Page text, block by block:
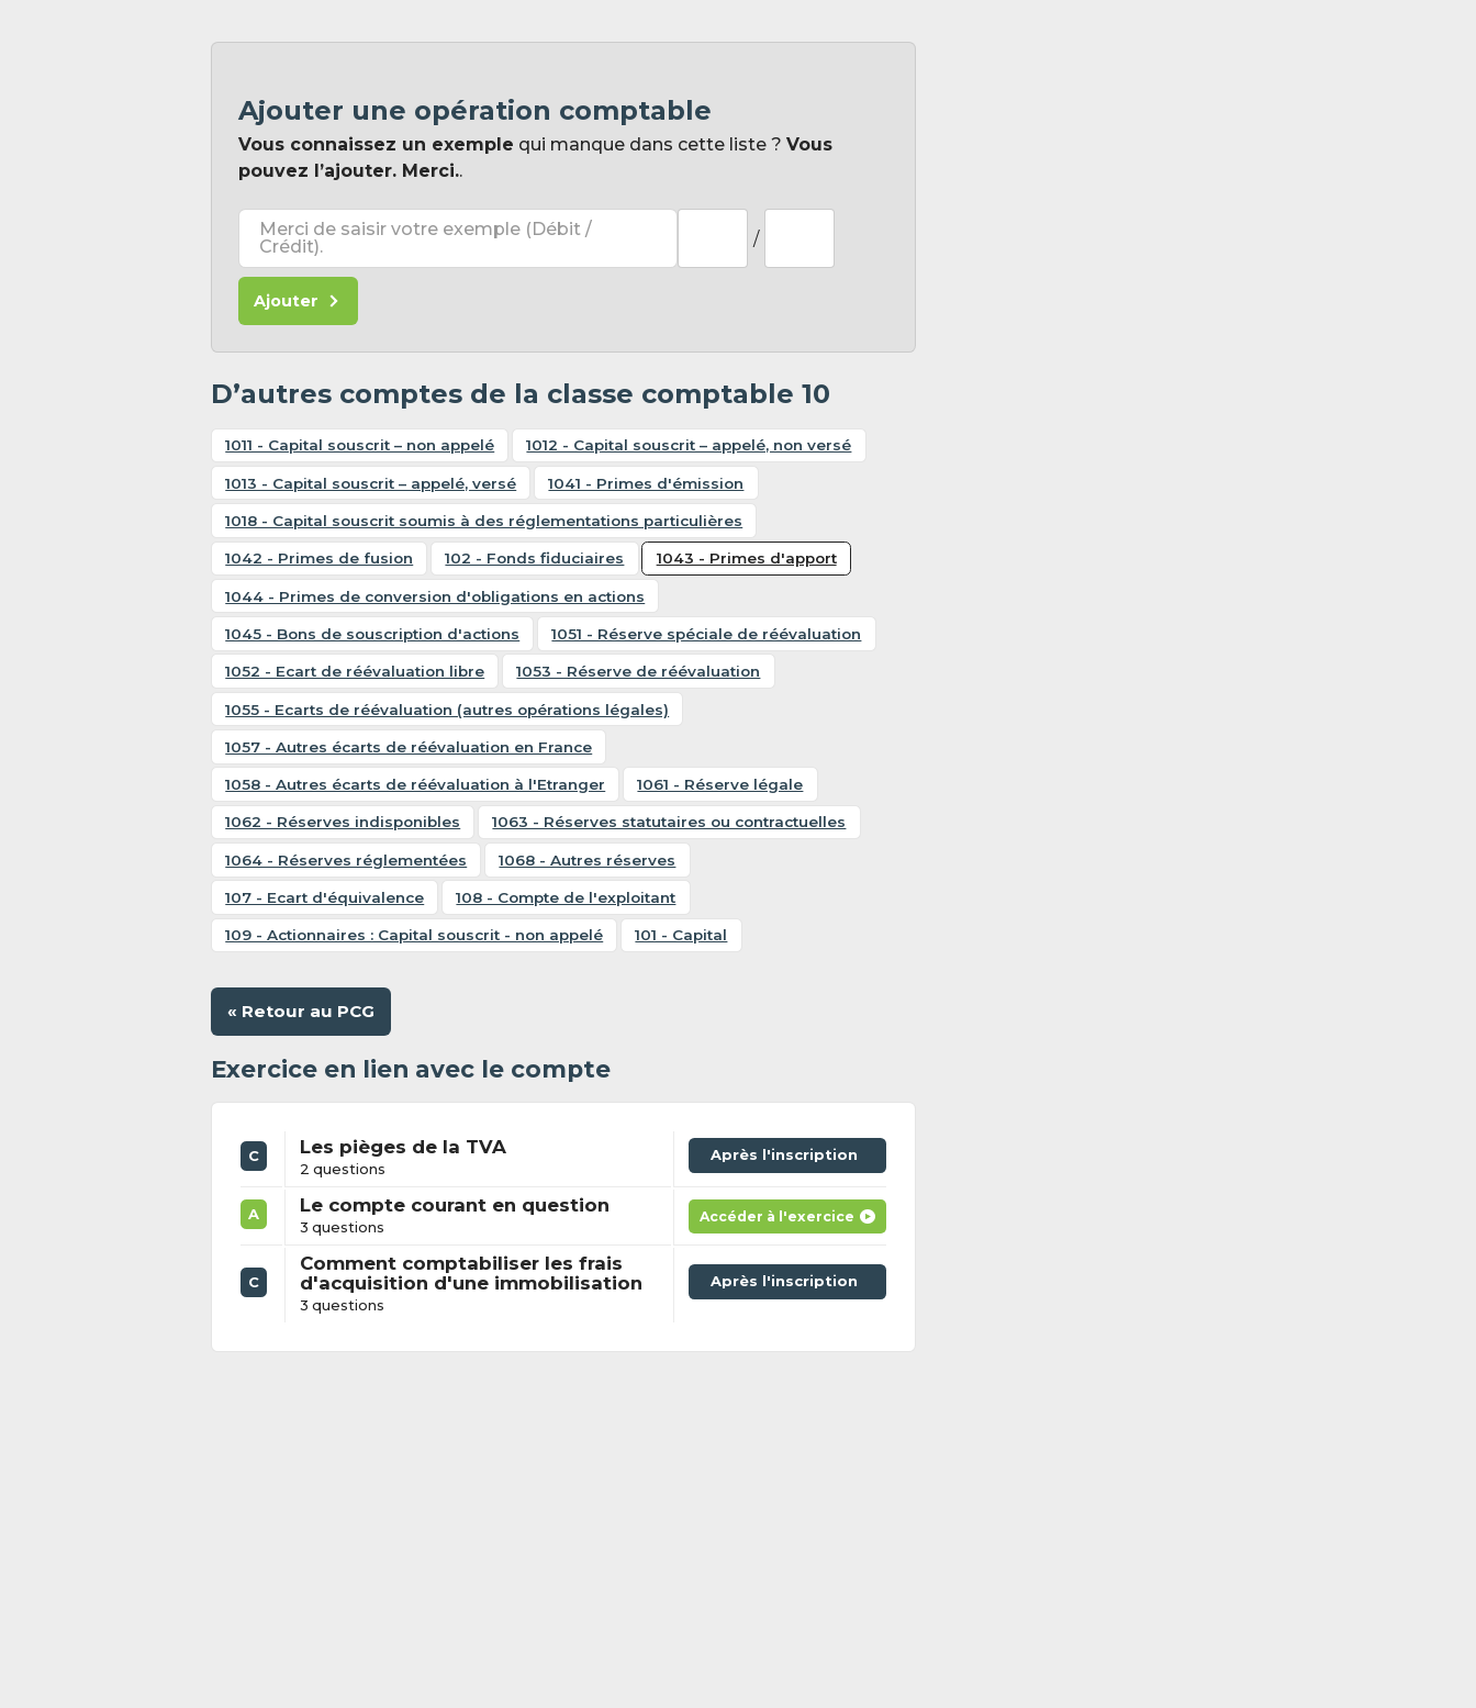
Ajouter une opération comptable
Vous connaissez un exemple qui manque dans cette liste ? Vous
pouvez l’ajouter. Merci..
Merci de saisir votre exemple (Débit /
Crédit).
/
Ajouter
D’autres comptes de la classe comptable 10
1011 - Capital souscrit – non appelé 1012 - Capital souscrit – appelé, non versé
1013 - Capital souscrit – appelé, versé 1041 - Primes d'émission
1018 - Capital souscrit soumis à des réglementations particulières
1042 - Primes de fusion 102 - Fonds fiduciaires 1043 - Primes d'apport
1044 - Primes de conversion d'obligations en actions
1045 - Bons de souscription d'actions 1051 - Réserve spéciale de réévaluation
1052 - Ecart de réévaluation libre 1053 - Réserve de réévaluation
1055 - Ecarts de réévaluation (autres opérations légales)
1057 - Autres écarts de réévaluation en France
1058 - Autres écarts de réévaluation à l'Etranger 1061 - Réserve légale
1062 - Réserves indisponibles 1063 - Réserves statutaires ou contractuelles
1064 - Réserves réglementées 1068 - Autres réserves
107 - Ecart d'équivalence 108 - Compte de l'exploitant
109 - Actionnaires : Capital souscrit - non appelé 101 - Capital
« Retour au PCG
Exercice en lien avec le compte
C Les pièges de la TVA
2 questions
Après l'inscription
A Le compte courant en question
3 questions
Accéder à l'exercice
C
Comment comptabiliser les frais
d'acquisition d'une immobilisation
3 questions
Après l'inscription